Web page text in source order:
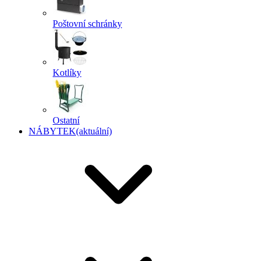
Poštovní schránky
Kotlíky
Ostatní
NÁBYTEK(aktuální)